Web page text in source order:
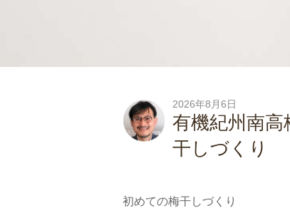
2026年8月6日
有機紀州南
干しづくり
初めての梅干しづくり